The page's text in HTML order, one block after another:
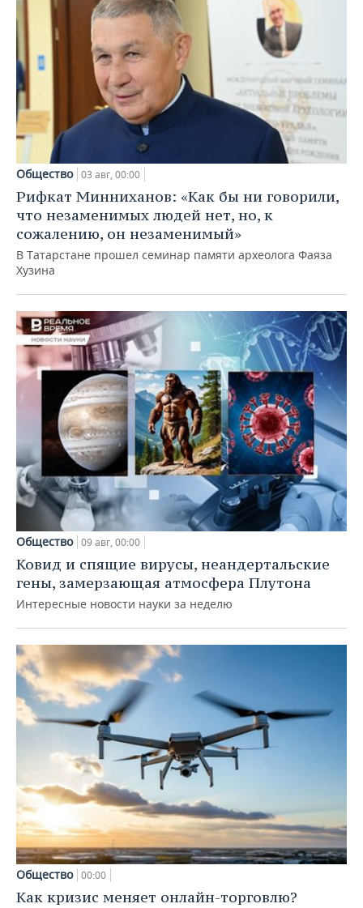
Общество 03 авг, 00:00
Рифкат Минниханов: «Как бы ни говорили,
что незаменимых людей нет, но, к
сожалению, он незаменимый»
В Татарстане прошел семинар памяти археолога Фаяза
Хузина
Общество 09 авг, 00:00
Ковид и спящие вирусы, неандертальские
гены, замерзающая атмосфера Плутона
Интересные новости науки за неделю
Общество 00:00
Как кризис меняет онлайн-торговлю?